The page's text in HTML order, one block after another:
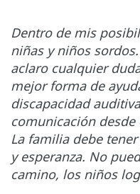
Dentro de mis
niñas y niños
aclaro cualquier
mejor forma de
discapacidad
comunicación
La familia debe
y esperanza. No
camino, los niños